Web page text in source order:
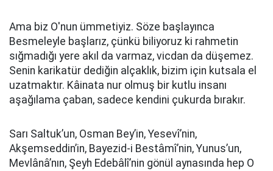
Ama biz O'nun ümmetiyiz. Söze başlayınca
Besmeleyle başlarız, çünkü biliyoruz ki rahmetin
sığmadığı yere akıl da varmaz, vicdan da düşemez.
Senin karikatür dediğin alçaklık, bizim için kutsala el
uzatmaktır. Kâinata nur olmuş bir kutlu insanı
aşağılama çaban, sadece kendini çukurda bırakır.
Sarı Saltuk’un, Osman Bey’in, Yesevî’nin,
Akşemseddin’in, Bayezid-i Bestâmî’nin, Yunus’un,
Mevlânâ’nın, Şeyh Edebâlî’nin gönül aynasında hep O